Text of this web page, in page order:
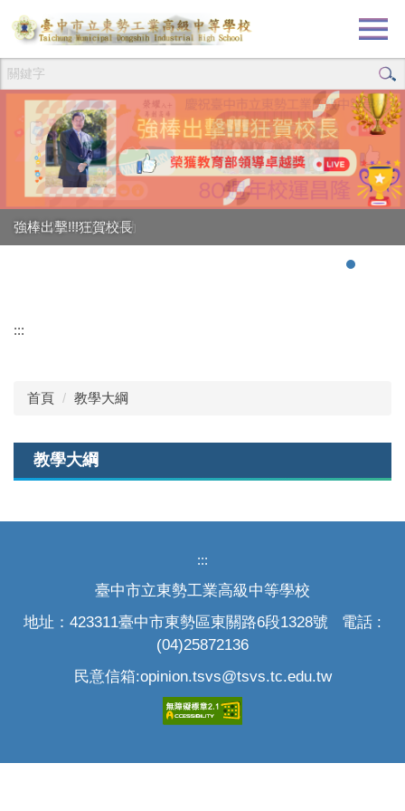
跳
到
要
內
區
創校80週年校慶活動
強棒出擊!!!狂賀校長
:::
首頁 教學大綱
教學大綱
:::
臺中市立東勢工業高級中等學校
地址：423311臺中市東勢區東關路6段1328號 電話 :
(04)25872136
民意信箱:opinion.tsvs@tsvs.tc.edu.tw